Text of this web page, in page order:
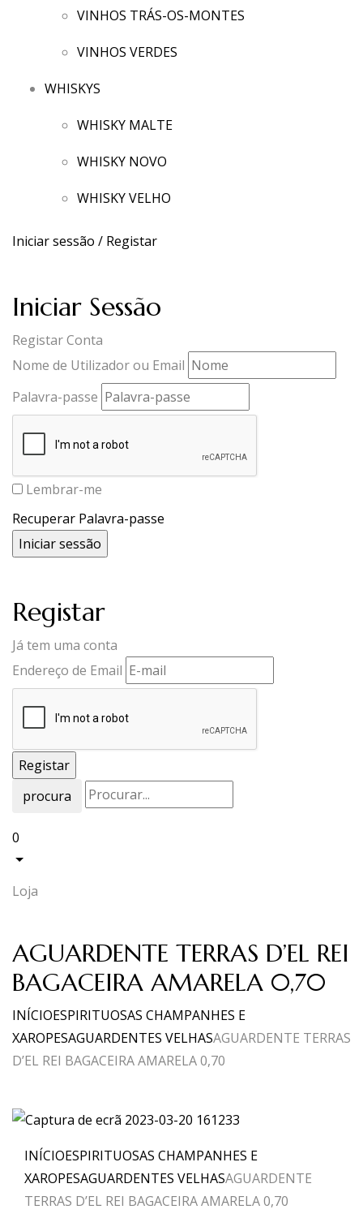
VINHOS TRÁS-OS-MONTES
VINHOS VERDES
WHISKYS
WHISKY MALTE
WHISKY NOVO
WHISKY VELHO
Iniciar sessão / Registar
Iniciar Sessão
Registar Conta
Nome de Utilizador ou Email
Palavra-passe
Lembrar-me
Recuperar Palavra-passe
Registar
Já tem uma conta
Endereço de Email
procura
0
Loja
AGUARDENTE TERRAS D’EL REI
BAGACEIRA AMARELA 0,70
INÍCIOESPIRITUOSAS CHAMPANHES E
XAROPESAGUARDENTES VELHASAGUARDENTE TERRAS
D’EL REI BAGACEIRA AMARELA 0,70
INÍCIOESPIRITUOSAS CHAMPANHES E
XAROPESAGUARDENTES VELHASAGUARDENTE
TERRAS D’EL REI BAGACEIRA AMARELA 0,70